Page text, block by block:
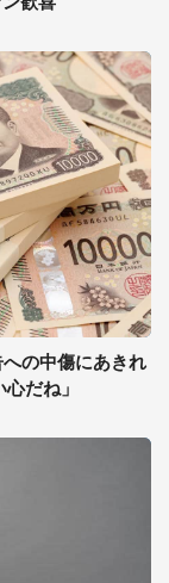
の中傷にあきれ
だね」